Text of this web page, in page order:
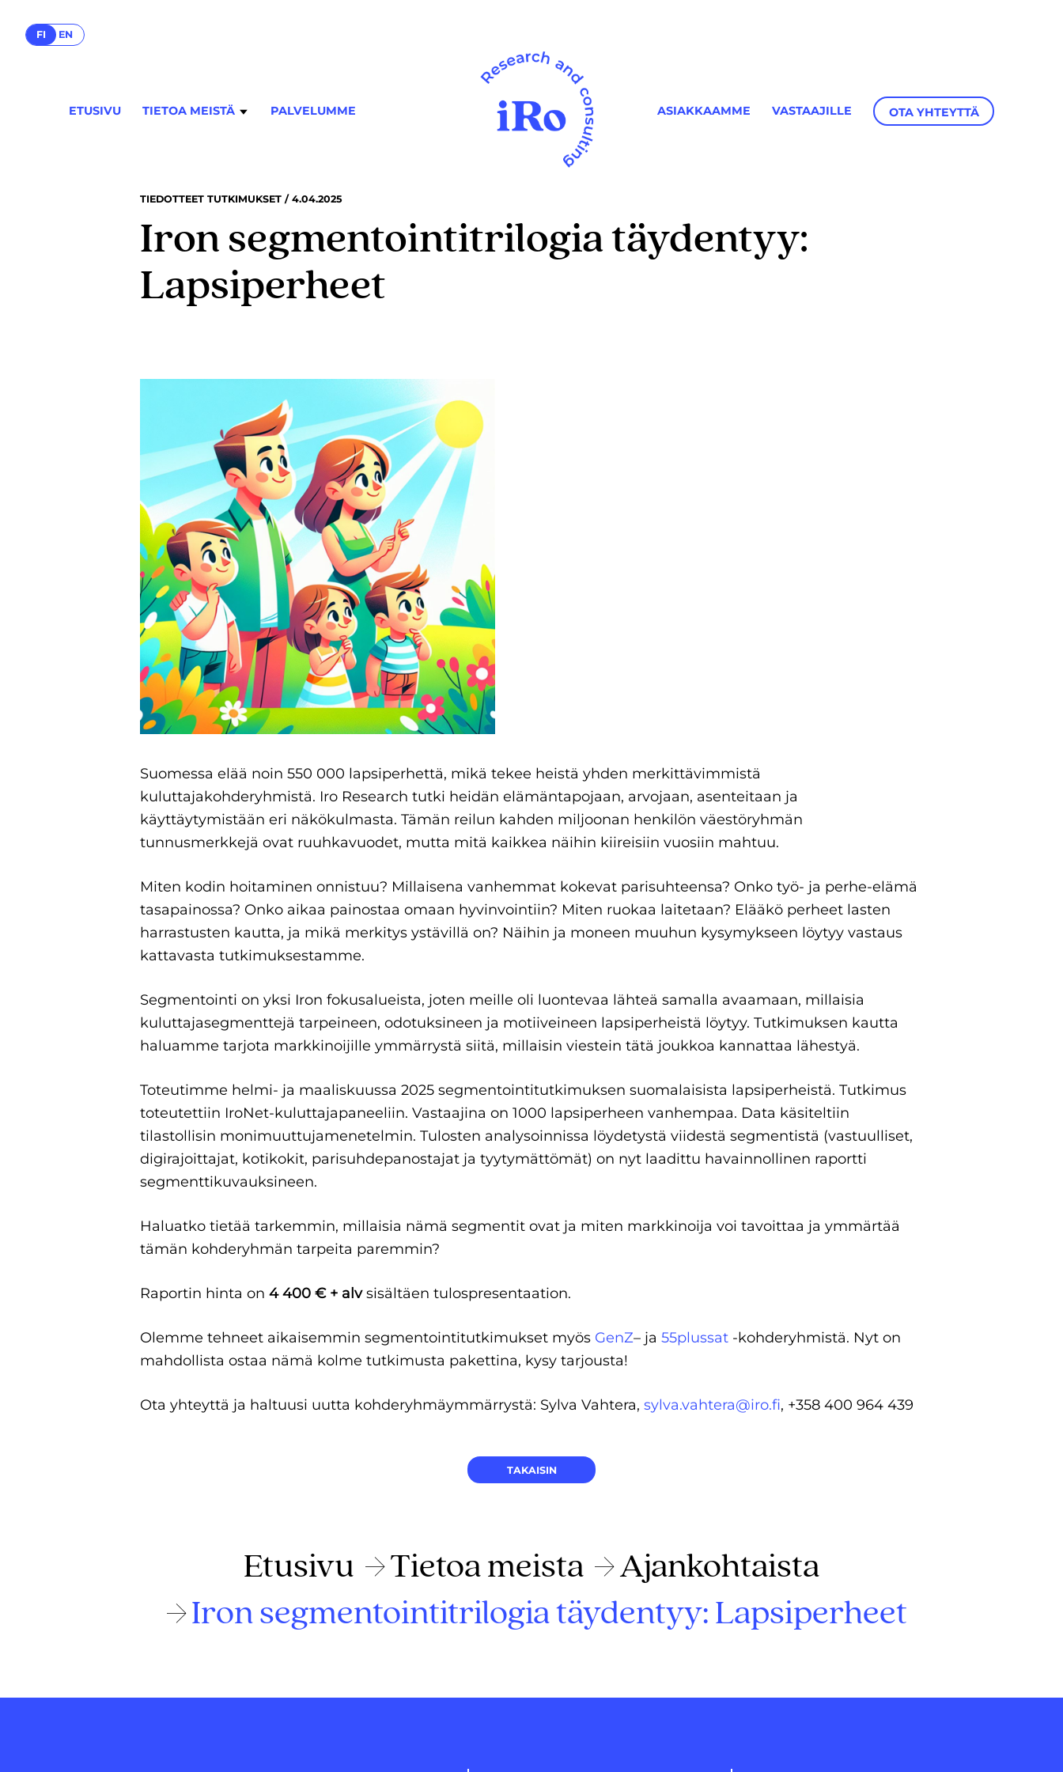
FI EN
ETUSIVU TIETOA MEISTÄ PALVELUMME ASIAKKAAMME VASTAAJILLE OTA YHTEYTTÄ
TIEDOTTEET TUTKIMUKSET / 4.04.2025
Iron segmentointitrilogia täydentyy:
Lapsiperheet
Suomessa elää noin 550 000 lapsiperhettä, mikä tekee heistä yhden merkittävimmistä
kuluttajakohderyhmistä. Iro Research tutki heidän elämäntapojaan, arvojaan, asenteitaan ja
käyttäytymistään eri näkökulmasta. Tämän reilun kahden miljoonan henkilön väestöryhmän
tunnusmerkkejä ovat ruuhkavuodet, mutta mitä kaikkea näihin kiireisiin vuosiin mahtuu.
Miten kodin hoitaminen onnistuu? Millaisena vanhemmat kokevat parisuhteensa? Onko työ- ja perhe-elämä
tasapainossa? Onko aikaa painostaa omaan hyvinvointiin? Miten ruokaa laitetaan? Elääkö perheet lasten
harrastusten kautta, ja mikä merkitys ystävillä on? Näihin ja moneen muuhun kysymykseen löytyy vastaus
kattavasta tutkimuksestamme.
Segmentointi on yksi Iron fokusalueista, joten meille oli luontevaa lähteä samalla avaamaan, millaisia
kuluttajasegmenttejä tarpeineen, odotuksineen ja motiiveineen lapsiperheistä löytyy. Tutkimuksen kautta
haluamme tarjota markkinoijille ymmärrystä siitä, millaisin viestein tätä joukkoa kannattaa lähestyä.
Toteutimme helmi- ja maaliskuussa 2025 segmentointitutkimuksen suomalaisista lapsiperheistä. Tutkimus
toteutettiin IroNet-kuluttajapaneeliin. Vastaajina on 1000 lapsiperheen vanhempaa. Data käsiteltiin
tilastollisin monimuuttujamenetelmin. Tulosten analysoinnissa löydetystä viidestä segmentistä (vastuulliset,
digirajoittajat, kotikokit, parisuhdepanostajat ja tyytymättömät) on nyt laadittu havainnollinen raportti
segmenttikuvauksineen.
Haluatko tietää tarkemmin, millaisia nämä segmentit ovat ja miten markkinoija voi tavoittaa ja ymmärtää
tämän kohderyhmän tarpeita paremmin?
Raportin hinta on 4 400 € + alvsisältäen tulospresentaation.
Olemme tehneet aikaisemmin segmentointitutkimukset myös GenZ– ja 55plussat -kohderyhmistä. Nyt on
mahdollista ostaa nämä kolme tutkimusta pakettina, kysy tarjousta!
Ota yhteyttä ja haltuusi uutta kohderyhmäymmärrystä: Sylva Vahtera, sylva.vahtera@iro.fi, +358 400 964 439
TAKAISIN
Etusivu Tietoa meista
Ajankohtaista
Iron segmentointitrilogia täydentyy: Lapsiperheet